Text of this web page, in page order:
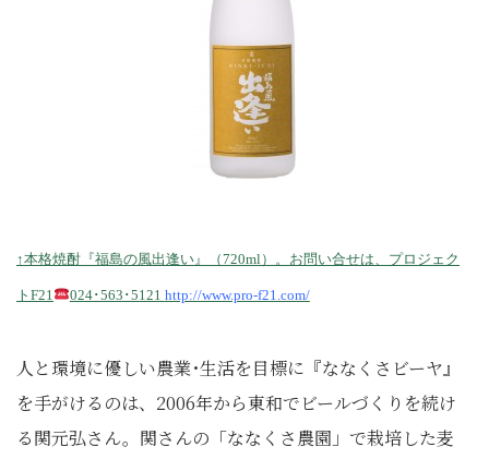
↑本格焼酎『福島の風出逢い』（720ml）。お問い合せは、プロジェク
トF21 024･563･5121 http://www.pro-f21.com/
人と環境に優しい農業･生活を目標に『ななくさビーヤ』
を手がけるのは、2006年から東和でビールづくりを続け
る関元弘さん。関さんの「ななくさ農園」で栽培した麦